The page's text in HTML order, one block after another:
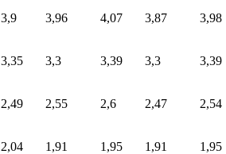
3,9 3,96 4,07 3,87 3,98
3,35 3,3 3,39 3,3 3,39
2,49 2,55 2,6 2,47 2,54
2,04 1,91 1,95 1,91 1,95